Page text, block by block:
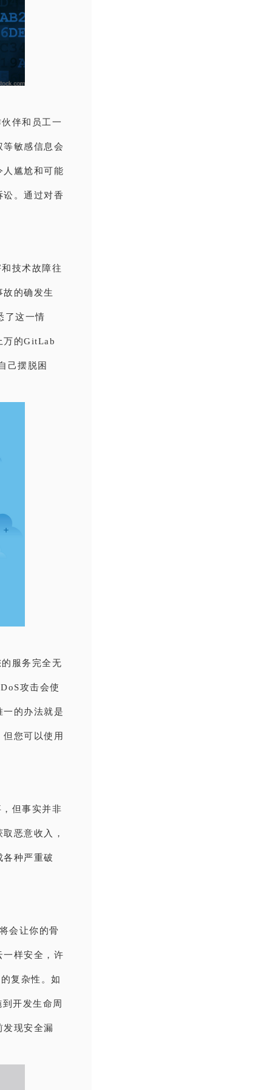
伴和员工一
敏感信息会
人尴尬和可能
。通过对香
技术故障往
的确发生
了这一情
万的GitLab
己摆脱困
服务完全无
攻击会使
的办法就是
您可以使用
但事实并非
恶意收入，
种严重破
会让你的骨
一样安全，许
复杂性。如
开发生命周
现安全漏